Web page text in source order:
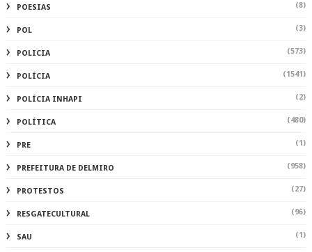
POESIAS (8)
POL (3)
POLICIA (573)
POLÍCIA (1541)
POLÍCIA INHAPI (2)
POLÍTICA (480)
PRE (1)
PREFEITURA DE DELMIRO (958)
PROTESTOS (27)
RESGATECULTURAL (96)
SAU (1)